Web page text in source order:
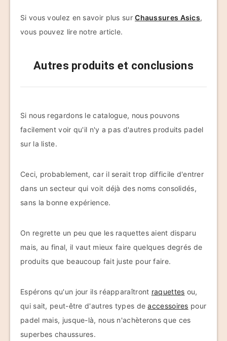
Si vous voulez en savoir plus surChaussures Asics,
vous pouvez lire notre article.
Autres produits et conclusions
Si nous regardons le catalogue, nous pouvons
facilement voir qu'il n'y a pas d'autres produits padel
sur la liste.
Ceci, probablement, car il serait trop difficile d'entrer
dans un secteur qui voit déjà des noms consolidés,
sans la bonne expérience.
On regrette un peu que les raquettes aient disparu
mais, au final, il vaut mieux faire quelques degrés de
produits que beaucoup fait juste pour faire.
Espérons qu'un jour ils réapparaîtront raquettes ou,
qui sait, peut-être d'autres types deaccessoires pour
padel mais, jusque-là, nous n'achèterons que ces
superbes chaussures.